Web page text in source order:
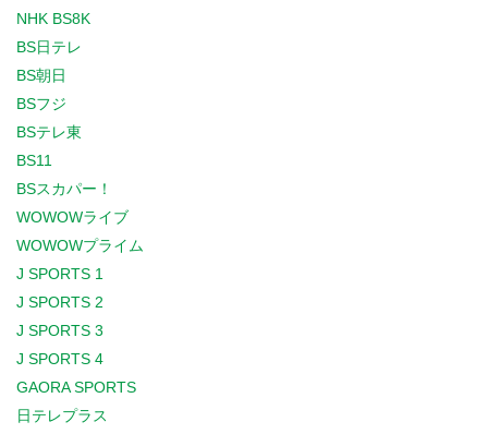
NHK BS8K
BS日テレ
BS朝日
BSフジ
BSテレ東
BS11
BSスカパー！
WOWOWライブ
WOWOWプライム
J SPORTS 1
J SPORTS 2
J SPORTS 3
J SPORTS 4
GAORA SPORTS
日テレプラス